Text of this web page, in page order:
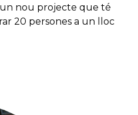
nou projecte que té
20 persones a un lloc